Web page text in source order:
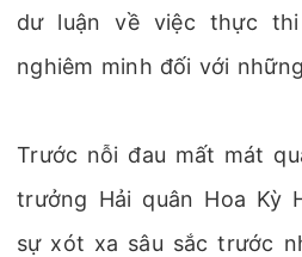
dư luận về việc thực
nghiêm minh đối với
Trước nỗi đau mất mát
trưởng Hải quân Hoa Kỳ
sự xót xa sâu sắc trước